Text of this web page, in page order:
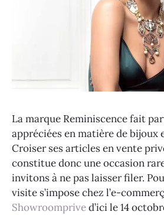
La marque Reminiscence fait
appréciées en matière de bijoux
Croiser ses articles en vente
constitue donc une occasion
invitons à ne pas laisser filer.
visite s’impose chez l’e-
Showroomprived’ici le 14